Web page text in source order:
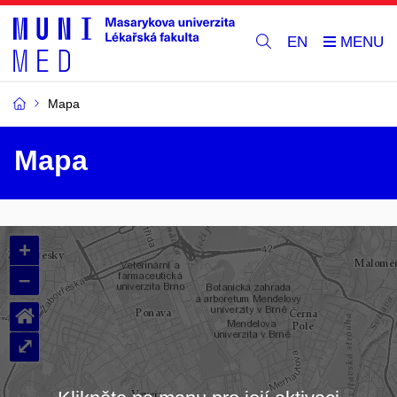
EN
Mapa
Mapa
+
–
⌂
⤢